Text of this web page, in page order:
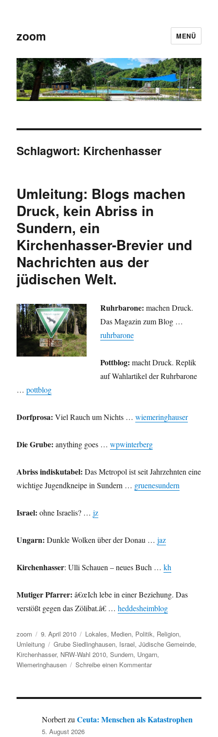
zoom MENÜ
Schlagwort: Kirchenhasser
Umleitung: Blogs machen
Druck, kein Abriss in
Sundern, ein
Kirchenhasser-Brevier und
Nachrichten aus der
jüdischen Welt.
Ruhrbarone: machen Druck.
Das Magazin zum Blog …
ruhrbarone
Pottblog: macht Druck. Replik
auf Wahlartikel der Ruhrbarone
…pottblog
Dorfprosa: Viel Rauch um Nichts …wiemeringhauser
Die Grube:anything goes …wpwinterberg
Abriss indiskutabel: Das Metropol ist seit Jahrzehnten eine
wichtige Jugendkneipe in Sundern … gruenesundern
Israel: ohne Israelis? …jz
Ungarn: Dunkle Wolken über der Donau …jaz
Kirchenhasser: Ulli Schauen – neues Buch …kh
Mutiger Pfarrer: â€œIch lebe in einer Beziehung. Das
verstößt gegen das Zölibat.â€ …heddesheimblog
Autor
zoom
Veröffentlicht
am
9. April 2010 Kategorien
Lokales, Medien, Politik, Religion,
Umleitung
Schlagwörter
Grube Siedlinghausen, Israel,Jüdische Gemeinde,
Kirchenhasser, NRW-Wahl 2010,Sundern, Ungarn,
Wiemeringhausen
Schreibe einen Kommentarzu
machen
kein
NorbertzuCeuta: Menschen als Katastrophen
5. August 2026